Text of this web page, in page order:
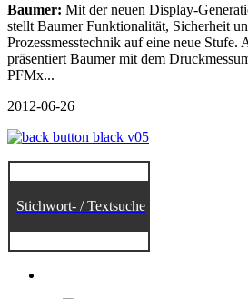
Baumer: Mit der neuen Display-
stellt Baumer Funktionalität, Sicherheit
Prozessmesstechnik auf eine neue
präsentiert Baumer mit dem
PFMx...
2012-06-26
Stichwort- / Textsuche